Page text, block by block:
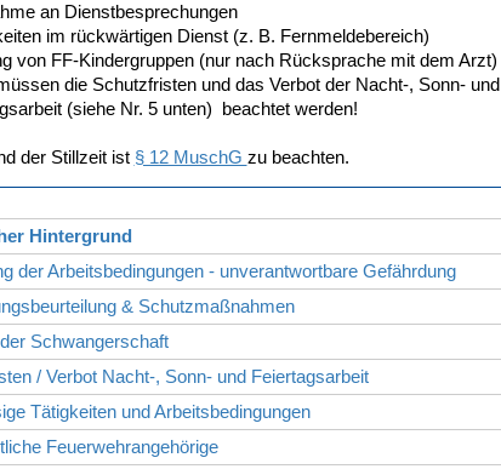
an Dienstbesprechungen
im rückwärtigen Dienst (z. B. Fernmeldebereich)
von FF-Kindergruppen (nur nach Rücksprache mit dem Arzt)
die Schutzfristen und das Verbot der Nacht-, Sonn- und
(siehe Nr. 5 unten) beachtet werden!
der Stillzeit ist § 12 MuschG zu beachten.
Hintergrund
der Arbeitsbedingungen - unverantwortbare Gefährdung
& Schutzmaßnahmen
Schwangerschaft
/ Verbot Nacht-, Sonn- und Feiertagsarbeit
Tätigkeiten und Arbeitsbedingungen
Feuerwehrangehörige